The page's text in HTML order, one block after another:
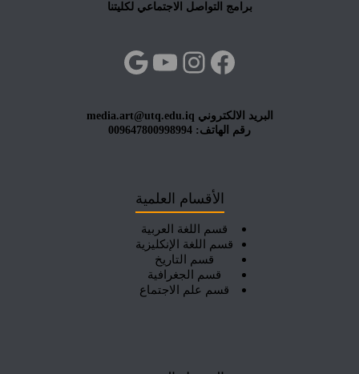
برامج التواصل الاجتماعي لكليتنا
فيسبوك
إنستجرام
يوتيوب
البريد الالكتروني media.art@utq.edu.iq
رقم الهاتف: 009647800998994
الأقسام العلمية
قسم اللغة العربية
قسم اللغة الإنكليزية
قسم التاريخ
قسم الجغرافية
قسم علم الاجتماع